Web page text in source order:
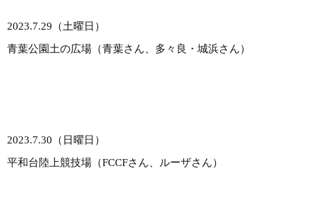
2023.7.29（土曜日）
青葉公園土の広場（青葉さん、多々良・城浜さん）
2023.7.30（日曜日）
平和台陸上競技場（FCCFさん、ルーザさん）